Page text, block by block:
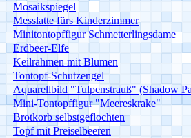
Mosaikspiegel
Messlatte fürs Kinderzimmer
Minitontopffigur Schmetterlingsdame
Erdbeer-Elfe
Keilrahmen mit Blumen
Tontopf-Schutzengel
Aquarellbild "Tulpenstrauß" (Shadow
Mini-Tontopffigur "Meereskrake"
Brotkorb selbstgeflochten
Topf mit Preiselbeeren